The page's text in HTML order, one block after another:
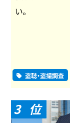
い。
盗聴・盗撮調査
3